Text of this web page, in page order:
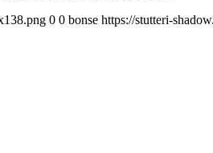
0 0 bonse https://stutteri-